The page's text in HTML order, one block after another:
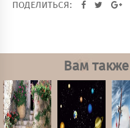
ПОДЕЛИТЬСЯ:
Вам